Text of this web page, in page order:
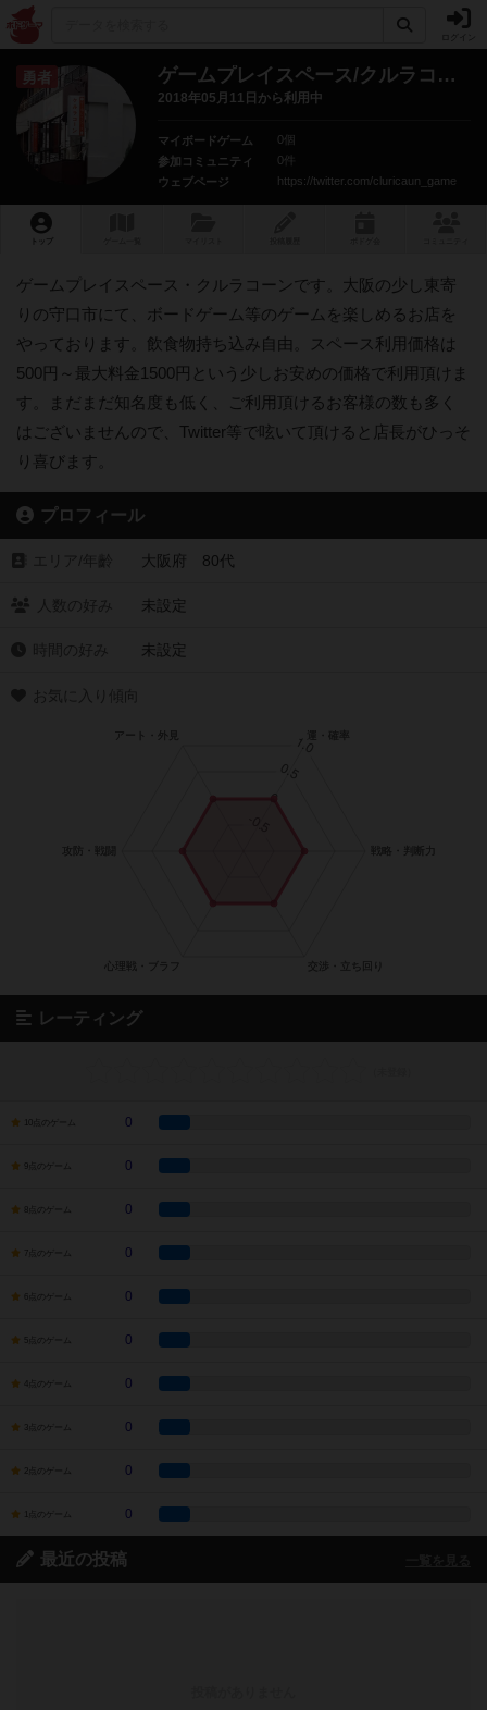
勇者 ゲームプレイスペース/クルラコーン
2018年05月11日から利用中
マイボードゲーム
0個
参加コミュニティ
0件
ウェブページ
https://twitter.com/cluricaun_game
トップ
ゲームプレイスペース・クルラコーンです。大阪の少し東寄
りの守口市にて、ボードゲーム等のゲームを楽しめるお店を
やっております。飲食物持ち込み自由。スペース利用価格は
500円～最大料金1500円という少しお安めの価格で利用頂けま
す。まだまだ知名度も低く、ご利用頂けるお客様の数も多く
はございませんので、Twitter等で呟いて頂けると店長がひっそ
り喜びます。
プロフィール
大阪府 80代
未設定
未設定
レーティング
10点のゲーム 0
9点のゲーム 0
8点のゲーム 0
7点のゲーム 0
6点のゲーム 0
5点のゲーム 0
4点のゲーム 0
3点のゲーム 0
2点のゲーム 0
1点のゲーム 0
最近の投稿